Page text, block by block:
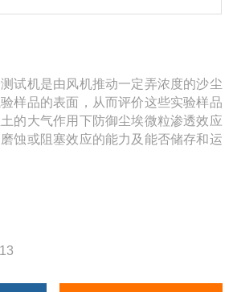
试机是由风机推动一定弄浓度的沙尘
样品的表面，从而评价这些实验样品
的大气作用下防御尘埃微粒渗透效应
蚀或阻塞效应的能力及能否储存和运